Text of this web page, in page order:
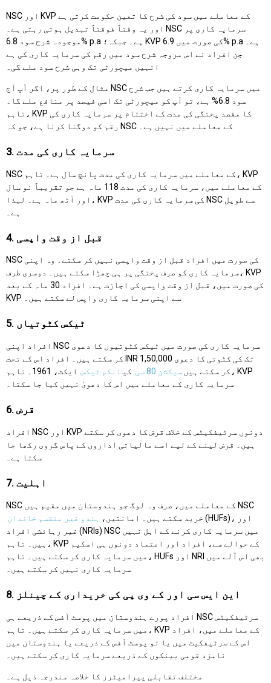
NSC اور KVP کے معاملے میں سود کی شرح کا تعین حکومت کرتی ہے
اور یہ وقتاً فوقتاً تبدیل ہوتی رہتی ہے۔ NSC سرمایہ کاری پر
موجودہ شرح سود 6.8% p.a ہے۔ جبکہ؛ KVP کی صورت میں 6.9% p.a ہے۔
جن افراد نے اس مروجہ شرح سود میں رقم کی سرمایہ کاری کی ہے
انہیں میچورٹی تک وہی شرح سود ملے گی۔
مثال کے طور پر، اگر آپ آج NSC میں سرمایہ کاری کرتے ہیں جب شرح
سود 6.8% ہے، تو آپ کو میچورٹی تک اسی فیصد پر منافع ملے گا۔
تاہم، KVP کا مقصد پختگی کی مدت کے اختتام پر سرمایہ کاری کی
رقم کو دوگنا کرنا ہے، جو کہ NSC کے معاملے میں نہیں ہے۔
3. سرمایہ کاری کی مدت
NSC کے معاملے میں سرمایہ کاری کی مدت پانچ سال ہے۔ تاہم، KVP
کے معاملے میں، سرمایہ کاری کی مدت 118 ماہ ہے جو تقریباً نو سال
اور آٹھ ماہ ہے۔ لہذا، KVP کی سرمایہ کاری کی مدت NSC سے طویل
ہے۔
4. قبل از وقت واپسی
NSC کی صورت میں افراد قبل از وقت واپسی نہیں کر سکتے۔ وہ اپنی
سرمایہ کاری کو صرف پختگی پر ہی چھڑا سکتے ہیں۔ دوسری طرف، KVP
کی صورت میں، قبل از وقت واپسی کی اجازت ہے۔ افراد 30 ماہ کے بعد
KVP سے اپنی سرمایہ کاری واپس لے سکتے ہیں۔
5. ٹیکس کٹوتیاں
افراد اپنی NSC سرمایہ کاری کی صورت میں ٹیکس کٹوتیوں کا دعویٰ
کر سکتے ہیں۔ افراد اس کے تحت INR 1,50,000 تک کی کٹوتی کا دعوی
کر سکتے ہیںسیکشن 80 سی کیانکم ٹیکس
ایکٹ، 1961۔ تاہم، KVP
سرمایہ کاری کے معاملے میں اس کا دعویٰ نہیں کیا جا سکتا۔
6. قرض
افراد NSC اور KVP دونوں سرٹیفکیٹس کے خلاف قرض کا دعوی کر سکتے
ہیں۔ قرض لینے کے لیے اسے مالیاتی اداروں کے پاس گروی رکھا جا
سکتا ہے۔
7. اہلیت
NSC کے معاملے میں، صرف وہ لوگ جو ہندوستان میں مقیم ہیں NSC
خرید سکتے ہیں۔ امانتیں،
ہندو غیر منقسم خاندان
(HUFs)، اور
غیر رہائشی افراد (NRIs) NSC میں سرمایہ کاری کرنے کے اہل نہیں
ہیں۔ تاہم، KVP کے حوالے سے، افراد اور اعتماد دونوں ہی اسکیم
میں سرمایہ کاری کر سکتے ہیں۔ تاہم، HUFs اور NRI بھی اس آلے میں
سرمایہ کاری نہیں کر سکتے ہیں۔
8. این ایس سی اور کے وی پی کی خریداری کے چینلز
افراد پورے ہندوستان میں پوسٹ آفس کے ذریعے ہی NSC سرٹیفکیٹس
میں سرمایہ کاری کر سکتے ہیں۔ تاہم، KVP کے معاملے میں، افراد
اس کے سرٹیفکیٹ میں یا تو پوسٹ آفس کے ذریعے یا ہندوستان میں
نامزد قومی بینکوں کے ذریعے سرمایہ کاری کر سکتے ہیں۔
مختلف تقابلی پیرامیٹرز کا خلاصہ مندرجہ ذیل ہے۔